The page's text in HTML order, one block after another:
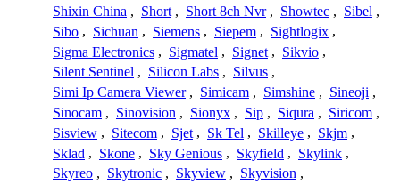
Shixin China , Short , Short 8ch Nvr , Showtec , Sibel ,
Sibo , Sichuan , Siemens , Siepem , Sightlogix ,
Sigma Electronics , Sigmatel , Signet , Sikvio ,
Silent Sentinel , Silicon Labs , Silvus ,
Simi Ip Camera Viewer , Simicam , Simshine , Sineoji ,
Sinocam , Sinovision , Sionyx , Sip , Siqura , Siricom ,
Sisview , Sitecom , Sjet , Sk Tel , Skilleye , Skjm ,
Sklad , Skone , Sky Genious , Skyfield , Skylink ,
Skyreo , Skytronic , Skyview , Skyvision ,